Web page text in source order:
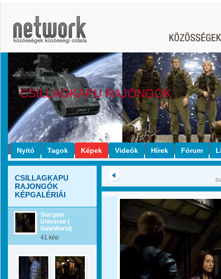
CSILLAGKAPU RAJONGÓK
Nyitó Tagok Képek Videók Hírek Fórum
CSILLAGKAPU
RAJONGÓK
KÉPGALÉRIÁI
Stargate
Universe (
GateWorld)
41 kép